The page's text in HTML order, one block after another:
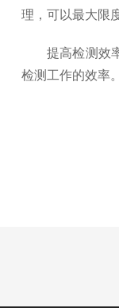
理，可以最大限
提高检测效率
检测工作的效率。